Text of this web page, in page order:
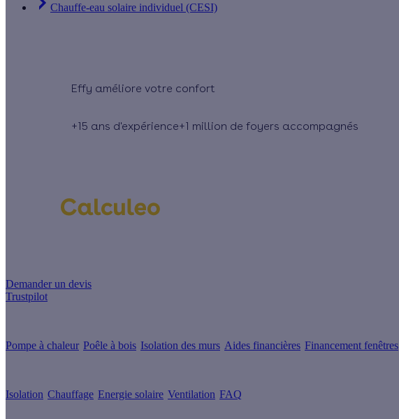
Chauffe-eau solaire individuel (CESI)
Effy
+15 ans d'expérience+1 million de foyers accompagnés
Demander un devis
Trustpilot
Pompe à chaleur Poêle à bois Isolation des murs Aides financières Financement fenêtres
Isolation Chauffage Energie solaire Ventilation FAQ